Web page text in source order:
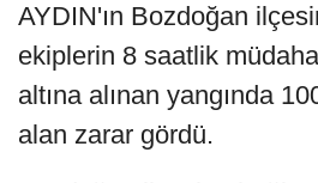
AYDIN'ın Bozdoğan
ekiplerin 8 saatlik
altına alınan yangında
alan zarar gördü.